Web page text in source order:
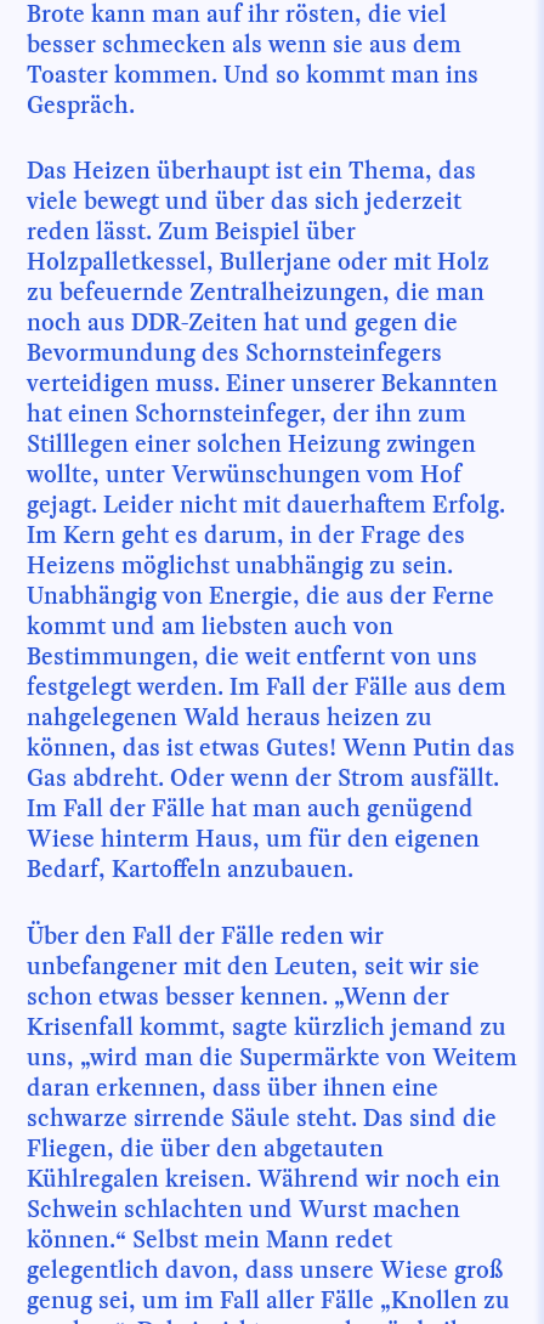
Brote kann man auf ihr rösten, die viel
besser schmecken als wenn sie aus dem
Toaster kommen. Und so kommt man ins
Gespräch.
Das Heizen überhaupt ist ein Thema, das
viele bewegt und über das sich jederzeit
reden lässt. Zum Beispiel über
Holzpalletkessel, Bullerjane oder mit Holz
zu befeuernde Zentralheizungen, die man
noch aus DDR-Zeiten hat und gegen die
Bevormundung des Schornsteinfegers
verteidigen muss. Einer unserer Bekannten
hat einen Schornsteinfeger, der ihn zum
Stilllegen einer solchen Heizung zwingen
wollte, unter Verwünschungen vom Hof
gejagt. Leider nicht mit dauerhaftem Erfolg.
Im Kern geht es darum, in der Frage des
Heizens möglichst unabhängig zu sein.
Unabhängig ­von Energie, die aus der Ferne
kommt und am liebsten auch von
Bestimmungen, die weit entfernt von uns
festgelegt werden. Im Fall der Fälle aus dem
nahgelegenen Wald heraus heizen zu
können, das ist etwas Gutes! Wenn Putin das
Gas abdreht. Oder wenn der Strom ausfällt.
Im Fall der Fälle hat man auch genügend
Wiese hinterm Haus, um für den eigenen
Bedarf, Kartoffeln anzubauen.
Über den Fall der Fälle reden wir
unbefangener mit den Leuten, seit wir sie
schon etwas besser kennen. „Wenn der
Krisenfall kommt, sagte kürzlich jemand zu
uns, „wird man die Supermärkte von Weitem
daran erkennen, dass über ihnen eine
schwarze sirrende Säule steht. Das sind die
Fliegen, die über den abgetauten
Kühlregalen kreisen. Während wir noch ein
Schwein schlachten und Wurst machen
können.“ Selbst mein Mann redet
gelegentlich davon, dass unsere Wiese groß
genug sei, um im Fall aller Fälle „Knollen zu